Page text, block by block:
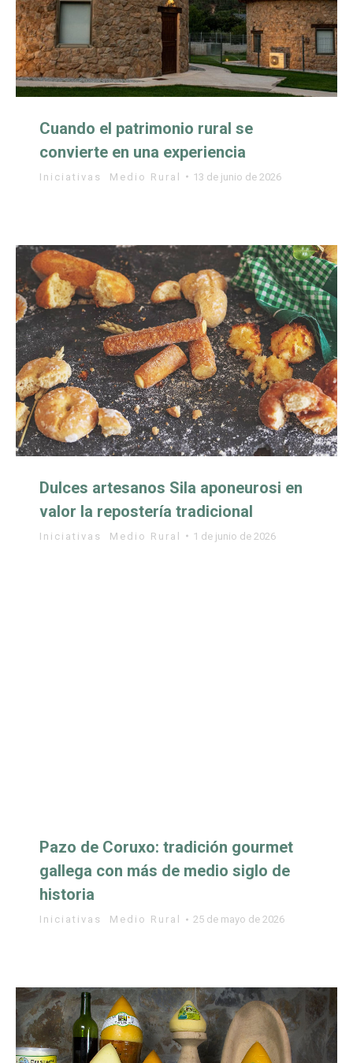
Cuando el patrimonio rural se
convierte en una experiencia
Iniciativas Medio Rural 13 de junio de 2026
Dulces artesanos Sila aponeurosi en
valor la repostería tradicional
Iniciativas Medio Rural 1 de junio de 2026
Pazo de Coruxo: tradición gourmet
gallega con más de medio siglo de
historia
Iniciativas Medio Rural 25 de mayo de 2026